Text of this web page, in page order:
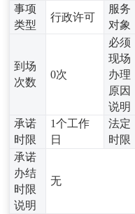
事项
类型
行政许可
服务
对象
到场
次数
0次
必须
现场
办理
原因
说明
承诺
时限
1个工作
日
法定
时限
承诺
办结
时限
说明
无